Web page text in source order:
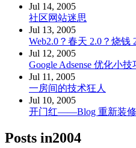
Jul 14, 2005
社区网站迷思
Jul 13, 2005
Web2.0？春天 2.0？烧钱
Jul 12, 2005
Google Adsense 优化小技
Jul 11, 2005
一房间的技术狂人
Jul 10, 2005
开门红——Blog 重新装
Posts in2004